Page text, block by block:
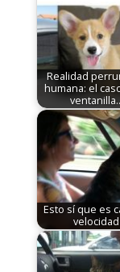
Realidad
humana: el
Esto sí que es
velocidad